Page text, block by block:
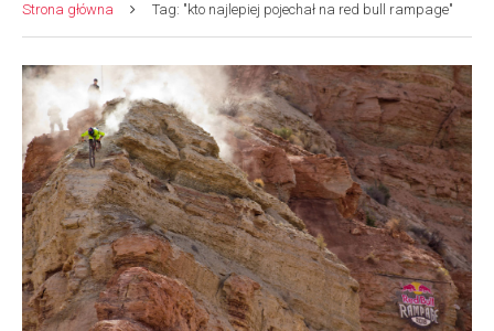
Strona główna Tag: "kto najlepiej pojechał na red bull rampage"